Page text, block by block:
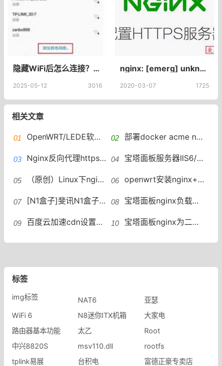
隐藏WiFi后怎么连接？WiFi隐藏后连接方法
2025-05-12 3016
nginx: [emerg] unknown directive "ssl"Nginx配置SSL报错unknown directive "ssl"SSL报错
2020-03-07 1725
相关文章
OpenWRT/LEDE软路由下利用docker安装nginx实现反向代理 部署docker acme nginx环境acme申请续订泛域名证书
Nginx反向代理https，配置lets-encrypt证书Wordpress页面错乱无法登录后台 宝塔面板服务器IIS6/IIS7、Nginx、Apache屏蔽垃圾爬虫UA禁止垃圾爬虫，屏蔽指定UA
（原创）Linux下nginx支持.htaccess文件实现伪静态的方法 openwrt安装nginx+php+mysql详细教程owncloud私有云的nginx配置文件
[N1盒子]斐讯N1盒子openwrt固件docker安装lnmp安装可道云解决可道云上传速度慢问题 宝塔面板nginx负载状态显示undefined怎么回事？开启宝塔面板离线模式nginx负载状态显示undefined
百度云加速cdn设置错误导致的nginx伪静态设置重定向次数过多的问题 宝塔面板nginx为二级子目录开启SSL证书
标签
img标签 NAT6
亚瑟
WiFi 6
N8迷你ITX机箱
大家电
路由器基本功能
太乙
Root
中兴8820S
msv110.dll
rootfs
tplink易展
台积电
富德正豪专卖店